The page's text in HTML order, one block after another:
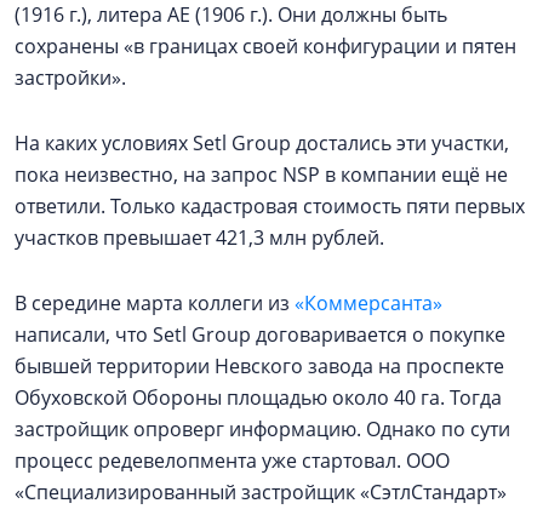
(1916 г.), литера АЕ (1906 г.). Они должны быть
сохранены «в границах своей конфигурации и пятен
застройки».
На каких условиях Setl Group достались эти участки,
пока неизвестно, на запрос NSP в компании ещё не
ответили. Только кадастровая стоимость пяти первых
участков превышает 421,3 млн рублей.
В середине марта коллеги из «Коммерсанта»
написали, что Setl Group договаривается о покупке
бывшей территории Невского завода на проспекте
Обуховской Обороны площадью около 40 га. Тогда
застройщик опроверг информацию. Однако по сути
процесс редевелопмента уже стартовал. ООО
«Специализированный застройщик «СэтлСтандарт»